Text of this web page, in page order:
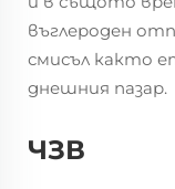
въглероден
смисъл както
днешния пазар.
ЧЗВ